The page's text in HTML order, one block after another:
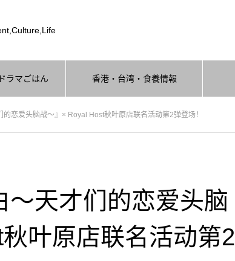
ラマごはん 香港・台湾・食養情報
的恋爱头脑战～』× Royal Host秋叶原店联名活动第2弹登场！
～天才们的恋爱头脑
叶原店联名活动第2